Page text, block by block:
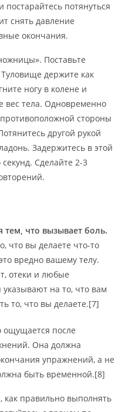
постарайтесь потянуться
снять давление
окончания.
Поставьте
держите как
ногу в колене и
вес тела. Одновременно
стороны
другой рукой
Задержитесь в этой
Сделайте 2-3
тем, что вызывает боль.
что вы делаете что-то
вредно вашему телу.
отеки и любые
на то, что вам
то, что вы делаете.[7]
ощущается после
Она должна
упражнений, а не
быть временной.[8]
как правильно выполнять